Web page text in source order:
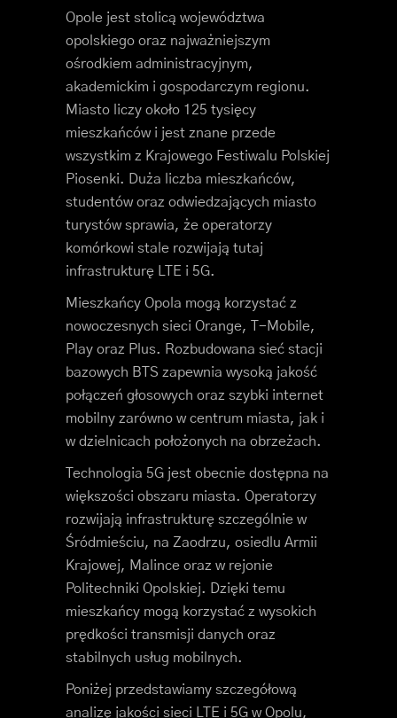
Opole jest stolicą województwa
opolskiego oraz najważniejszym
ośrodkiem administracyjnym,
akademickim i gospodarczym regionu.
Miasto liczy około 125 tysięcy
mieszkańców i jest znane przede
wszystkim z Krajowego Festiwalu Polskiej
Piosenki. Duża liczba mieszkańców,
studentów oraz odwiedzających miasto
turystów sprawia, że operatorzy
komórkowi stale rozwijają tutaj
infrastrukturę LTE i 5G.
Mieszkańcy Opola mogą korzystać z
nowoczesnych sieci Orange, T-Mobile,
Play oraz Plus. Rozbudowana sieć stacji
bazowych BTS zapewnia wysoką jakość
połączeń głosowych oraz szybki internet
mobilny zarówno w centrum miasta, jak i
w dzielnicach położonych na obrzeżach.
Technologia 5G jest obecnie dostępna na
większości obszaru miasta. Operatorzy
rozwijają infrastrukturę szczególnie w
Śródmieściu, na Zaodrzu, osiedlu Armii
Krajowej, Malince oraz w rejonie
Politechniki Opolskiej. Dzięki temu
mieszkańcy mogą korzystać z wysokich
prędkości transmisji danych oraz
stabilnych usług mobilnych.
Poniżej przedstawiamy szczegółową
analizę jakości sieci LTE i 5G w Opolu,